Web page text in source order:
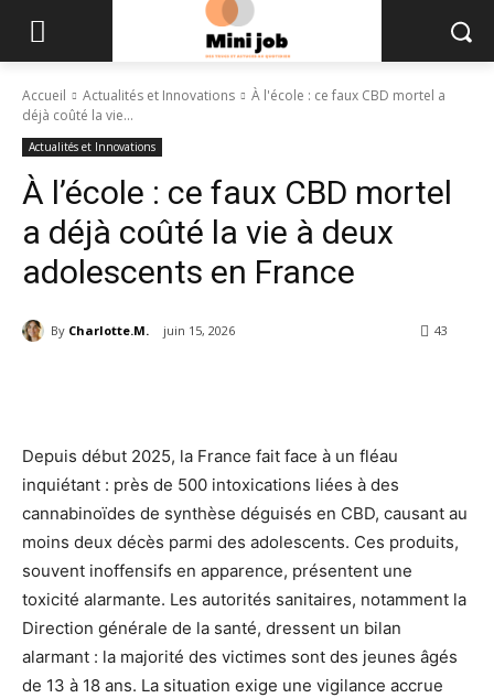
Accueil Actualités et Innovations
À l'école : ce faux CBD mortel a
déjà coûté la vie...
Actualités et Innovations
À l’école : ce faux CBD mortel
a déjà coûté la vie à deux
adolescents en France
By Charlotte.M. juin 15, 2026 43
Depuis début 2025, la France fait face à un fléau
inquiétant : près de 500 intoxications liées à des
cannabinoïdes de synthèse déguisés en CBD, causant au
moins deux décès parmi des adolescents. Ces produits,
souvent inoffensifs en apparence, présentent une
toxicité alarmante. Les autorités sanitaires, notamment la
Direction générale de la santé, dressent un bilan
alarmant : la majorité des victimes sont des jeunes âgés
de 13 à 18 ans. La situation exige une vigilance accrue